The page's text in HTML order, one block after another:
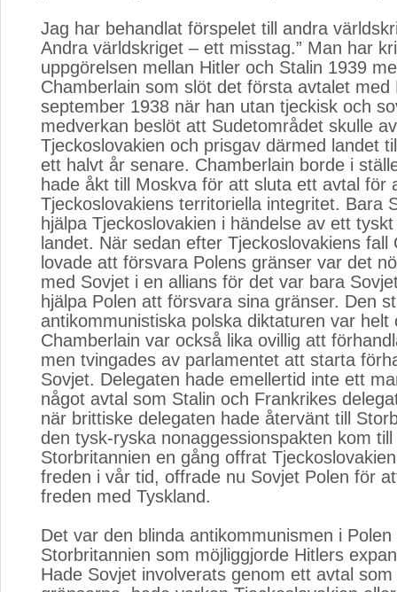
Jag har behandlat förspelet till andra
Andra världskriget – ett misstag.” Man har
uppgörelsen mellan Hitler och Stalin 1939
Chamberlain som slöt det första avtalet med
september 1938 när han utan tjeckisk och
medverkan beslöt att Sudetområdet skulle
Tjeckoslovakien och prisgav därmed landet
ett halvt år senare. Chamberlain borde i
hade åkt till Moskva för att sluta ett avtal för
Tjeckoslovakiens territoriella integritet. Bara
hjälpa Tjeckoslovakien i händelse av ett
landet. När sedan efter Tjeckoslovakiens fall
lovade att försvara Polens gränser var det
med Sovjet i en allians för det var bara
hjälpa Polen att försvara sina gränser. Den
antikommunistiska polska diktaturen var helt
Chamberlain var också lika ovillig att
men tvingades av parlamentet att starta
Sovjet. Delegaten hade emellertid inte ett
något avtal som Stalin och Frankrikes
när brittiske delegaten hade återvänt till
den tysk-ryska nonaggessionspakten kom
Storbritannien en gång offrat
freden i vår tid, offrade nu Sovjet Polen för
freden med Tyskland.
Det var den blinda antikommunismen i Polen
Storbritannien som möjliggjorde Hitlers
Hade Sovjet involverats genom ett avtal